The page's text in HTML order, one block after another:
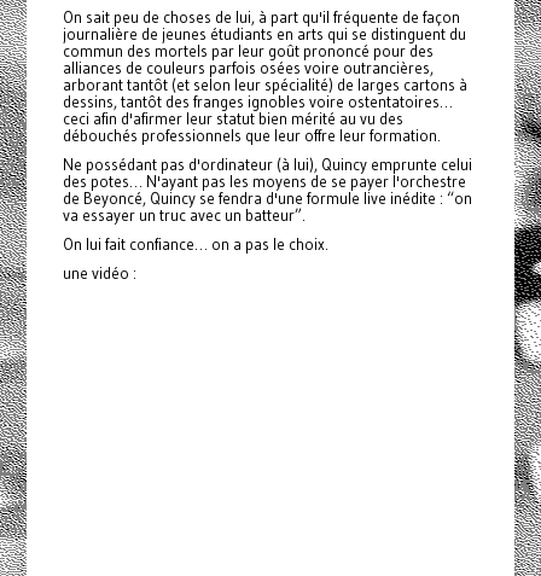
On sait peu de choses de lui, à part qu'il fréquente de façon
journalière de jeunes étudiants en arts qui se distinguent du
commun des mortels par leur goût prononcé pour des
alliances de couleurs parfois osées voire outrancières,
arborant tantôt (et selon leur spécialité) de larges cartons à
dessins, tantôt des franges ignobles voire ostentatoires…
ceci afin d'afirmer leur statut bien mérité au vu des
débouchés professionnels que leur offre leur formation.
Ne possédant pas d'ordinateur (à lui), Quincy emprunte celui
des potes… N'ayant pas les moyens de se payer l'orchestre
de Beyoncé, Quincy se fendra d'une formule live inédite : “on
va essayer un truc avec un batteur”.
On lui fait confiance… on a pas le choix.
une vidéo :